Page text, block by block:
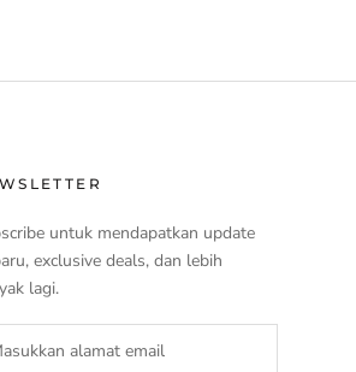
untuk mendapatkan update
exclusive deals, dan lebih
lagi.